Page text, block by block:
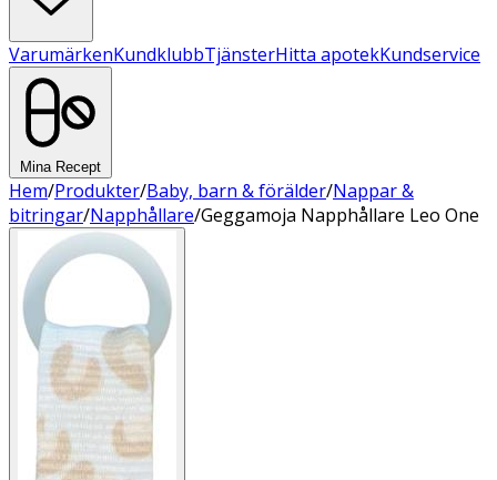
VarumärkenKundklubbTjänsterHitta apotekKundservice
Mina Recept
Hem/Produkter/Baby, barn & förälder/Nappar &
bitringar/Napphållare/Geggamoja Napphållare Leo One